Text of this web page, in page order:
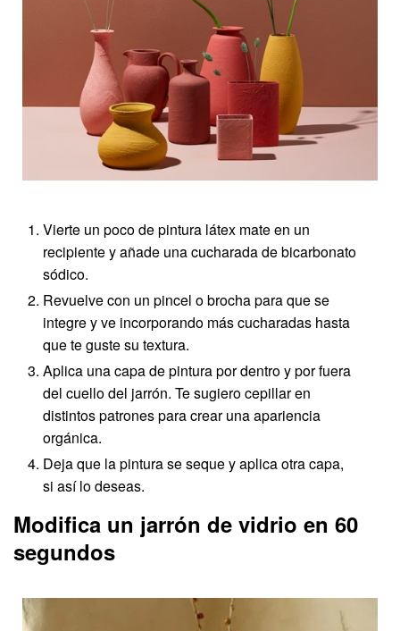
Vierte un poco de pintura látex mate en un
recipiente y añade una cucharada de bicarbonato
sódico.
Revuelve con un pincel o brocha para que se
integre y ve incorporando más cucharadas hasta
que te guste su textura.
Aplica una capa de pintura por dentro y por fuera
del cuello del jarrón. Te sugiero cepillar en
distintos patrones para crear una apariencia
orgánica.
Deja que la pintura se seque y aplica otra capa,
si así lo deseas.
Modifica un jarrón de vidrio en 60
segundos